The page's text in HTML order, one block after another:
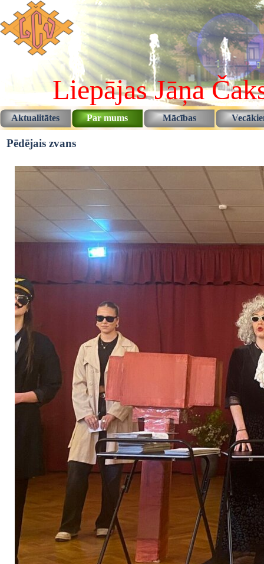
Pāriet uz saturu
Liepājas Jāņa
Aktualitātes Par mums ▼
Mācības ▼
Pēdējais zvans